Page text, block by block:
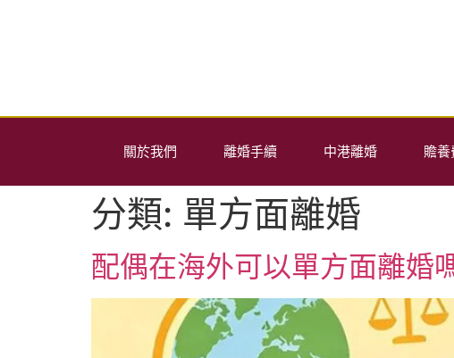
關於我們 離婚手續 中港離婚 贍養
分類: 單方面離婚
配偶在海外可以單方面離婚